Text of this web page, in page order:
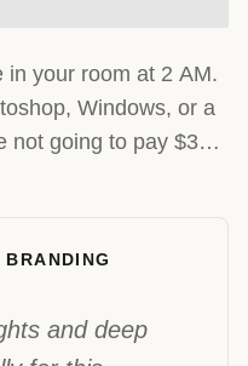
in your room at 2 AM.
Windows, or a
not going to pay $300
and deep